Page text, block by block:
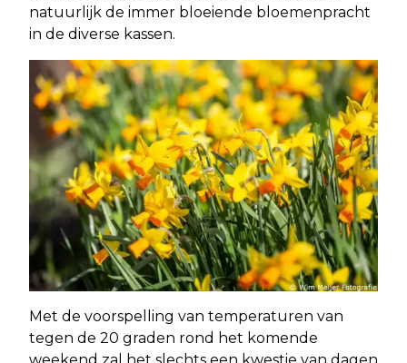
natuurlijk de immer bloeiende bloemenpracht
in de diverse kassen.
Met de voorspelling van temperaturen van
tegen de 20 graden rond het komende